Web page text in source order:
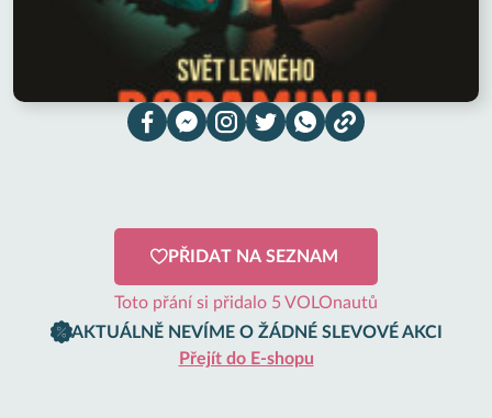
PŘIDAT NA SEZNAM
Toto přání si přidalo 5 VOLOnautů
AKTUÁLNĚ NEVÍME O ŽÁDNÉ SLEVOVÉ AKCI
Přejít do E-shopu